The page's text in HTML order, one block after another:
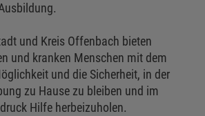
und Kreis Offenbach bieten
und kranken Menschen mit dem
und die Sicherheit, in der
zu Hause zu bleiben und im
Hilfe herbeizuholen.